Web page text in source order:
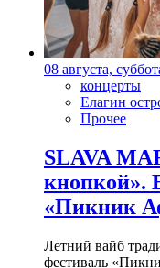
08 августа,
концерты
Елагин
Прочее
SLAVA
кнопкой».
«Пикник
Летний вайб
фестиваль